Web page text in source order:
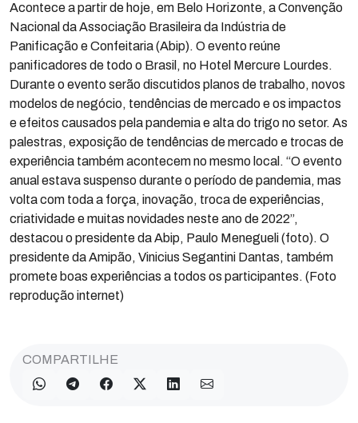
Acontece a partir de hoje, em Belo Horizonte, a Convenção
Nacional da Associação Brasileira da Indústria de
Panificação e Confeitaria (Abip). O evento reúne
panificadores de todo o Brasil, no Hotel Mercure Lourdes.
Durante o evento serão discutidos planos de trabalho, novos
modelos de negócio, tendências de mercado e os impactos
e efeitos causados pela pandemia e alta do trigo no setor. As
palestras, exposição de tendências de mercado e trocas de
experiência também acontecem no mesmo local. “O evento
anual estava suspenso durante o período de pandemia, mas
volta com toda a força, inovação, troca de experiências,
criatividade e muitas novidades neste ano de 2022”,
destacou o presidente da Abip, Paulo Menegueli (foto). O
presidente da Amipão, Vinicius Segantini Dantas, também
promete boas experiências a todos os participantes. (Foto
reprodução internet)
COMPARTILHE